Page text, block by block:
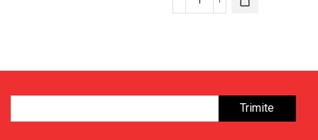
Oțel
cm,
Cantitate
cu
Parasolar,
Negru